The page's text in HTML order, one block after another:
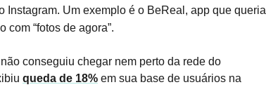
Instagram. Um exemplo é o BeReal, app que queria
com “fotos de agora”.
conseguiu chegar nem perto da rede do
queda de 18% em sua base de usuários na